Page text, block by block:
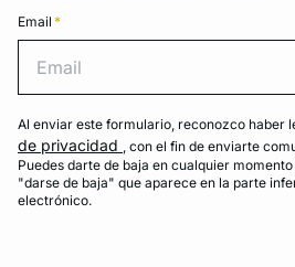
Email *
Al enviar este formulario, reconozco haber
de privacidad , con el fin de enviarte
Puedes darte de baja en cualquier
"darse de baja" que aparece en la parte
electrónico.